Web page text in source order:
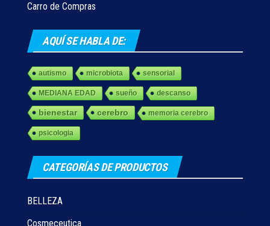
Carro de Compras
AQUÍ SE HABLA DE:
autismo microbiota sensorial
MEDIANA EDAD sueño descanso
bienestar cerebro memoria cerebro
psicologia
CATEGORÍAS DE PRODUCTOS
BELLEZA
Cosmeceutica